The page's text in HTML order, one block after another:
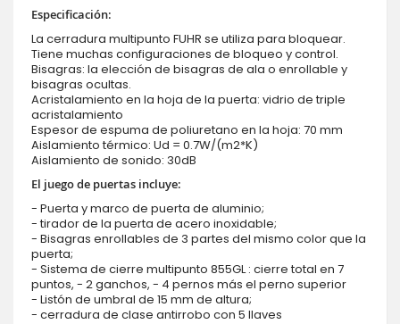
Especificación:
La cerradura multipunto FUHR se utiliza para bloquear.
Tiene muchas configuraciones de bloqueo y control.
Bisagras: la elección de bisagras de ala o enrollable y
bisagras ocultas.
Acristalamiento en la hoja de la puerta: vidrio de triple
acristalamiento
Espesor de espuma de poliuretano en la hoja: 70 mm
Aislamiento térmico: Ud = 0.7W/(m2*K)
Aislamiento de sonido: 30dB
El juego de puertas incluye:
- Puerta y marco de puerta de aluminio;
- tirador de la puerta de acero inoxidable;
- Bisagras enrollables de 3 partes del mismo color que la
puerta;
- Sistema de cierre multipunto 855GL : cierre total en 7
puntos, - 2 ganchos, - 4 pernos más el perno superior
- Listón de umbral de 15 mm de altura;
- cerradura de clase antirrobo con 5 llaves